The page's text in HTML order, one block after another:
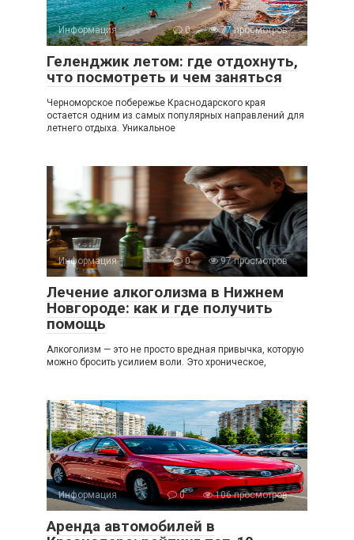
Информация 0 77 просмотров
Геленджик летом: где отдохнуть,
что посмотреть и чем заняться
Черноморское побережье Краснодарского края
остается одним из самых популярных направлений для
летнего отдыха. Уникальное
Информация 0 97 просмотров
Лечение алкоголизма в Нижнем
Новгороде: как и где получить
помощь
Алкоголизм — это не просто вредная привычка, которую
можно бросить усилием воли. Это хроническое,
Информация 0 106 просмотров
Аренда автомобилей в